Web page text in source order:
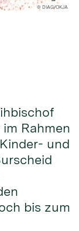
© DIAG/OKJA
Rahmen
und
bis zum